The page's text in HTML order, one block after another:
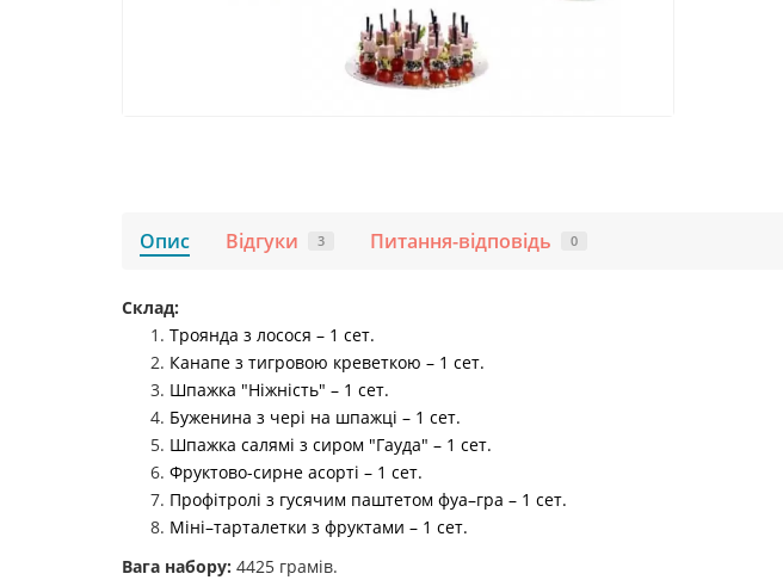
Опис Відгуки 3 Питання-відповідь 0
Склад:
Троянда з лосося – 1 сет.
Канапе з тигровою креветкою – 1 сет.
Шпажка "Ніжність" – 1 сет.
Буженина з чері на шпажці – 1 сет.
Шпажка салямі з сиром "Гауда" – 1 сет.
Фруктово-сирне асорті – 1 сет.
Профітролі з гусячим паштетом фуа–гра – 1 сет.
Міні–тарталетки з фруктами – 1 сет.
Вага набору: 4425 грамів.